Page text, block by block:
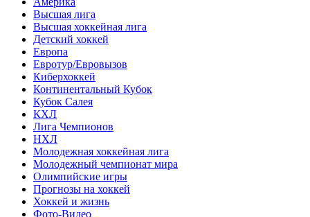
Высшая лига
Высшая хоккейная лига
Детский хоккей
Европа
Евротур/Евровызов
Киберхоккей
Континентальный Кубок
Кубок Салея
КХЛ
Лига Чемпионов
НХЛ
Молодежная хоккейная лига
Молодежный чемпионат мира
Олимпийские игры
Прогнозы на хоккей
Хоккей и жизнь
Фото-Видео